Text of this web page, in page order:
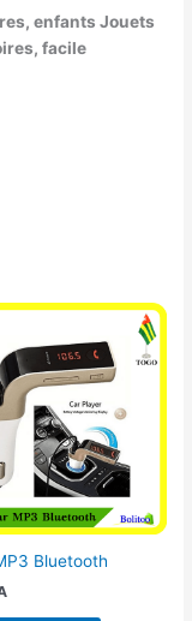
enfants Jouets
facile
Bluetooth